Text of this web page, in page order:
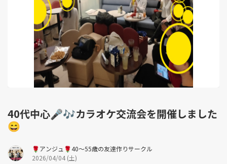
40代中心🎤🎶カラオケ交流会を開催しました
😄
🌹アンジュ🌹40～55歳の友達作りサークル
2026/04/04 (土)